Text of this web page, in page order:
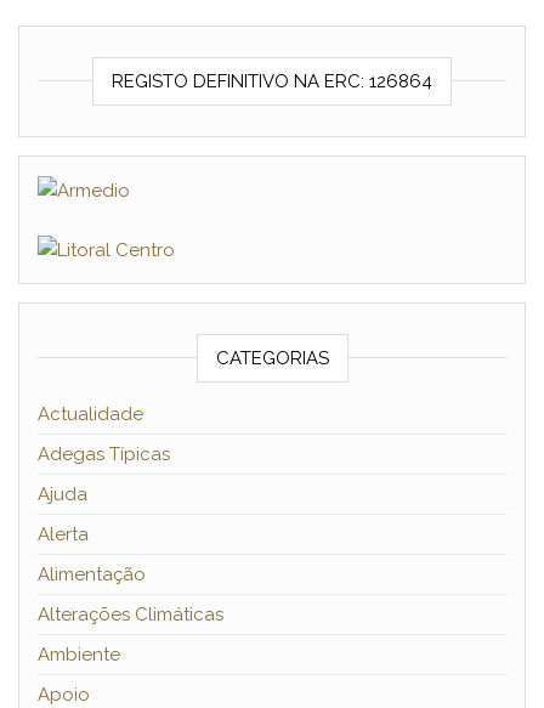
REGISTO DEFINITIVO NA ERC: 126864
CATEGORIAS
Actualidade
Adegas Típicas
Ajuda
Alerta
Alimentação
Alterações Climáticas
Ambiente
Apoio